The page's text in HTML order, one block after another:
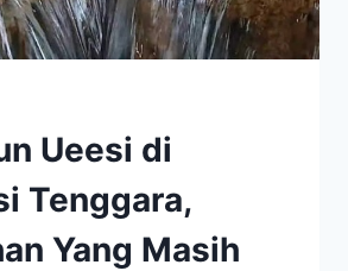
Ueesi di
Tenggara,
Yang Masih